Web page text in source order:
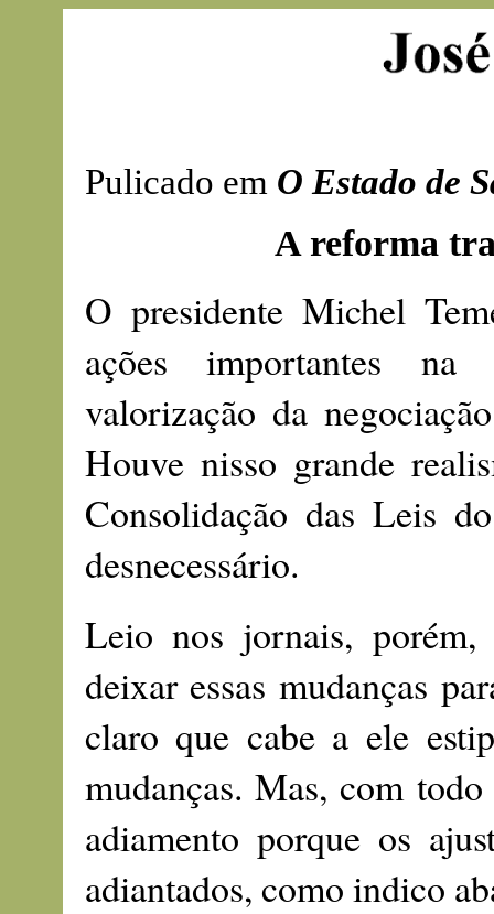
Pulicado em O Estado de
A reforma
O presidente Michel
ações importantes na
valorização da
Houve nisso grande
Consolidação das Leis
desnecessário.
Leio nos jornais,
deixar essas mudanças
claro que cabe a ele
mudanças. Mas, com
adiamento porque os
adiantados, como indico